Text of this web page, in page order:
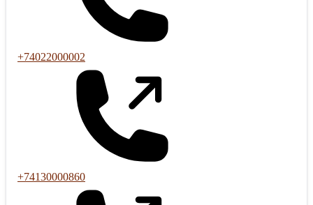
+74022000002
+74130000860